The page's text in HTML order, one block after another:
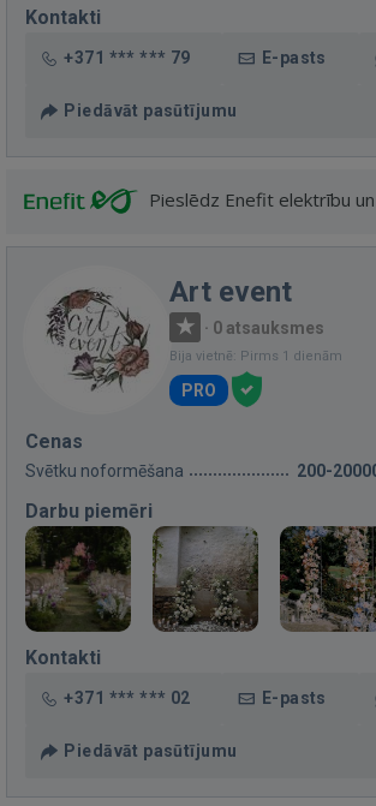
Kontakti
+371 *** *** 79 E-pasts
Piedāvāt pasūtījumu
Pieslēdz Enefit elektrību
Art event
· 0 atsauksmes
Bija vietnē: Pirms 1 dienām
PRO
Cenas
Svētku noformēšana 200-
Darbu piemēri
Kontakti
+371 *** *** 02 E-pasts
Piedāvāt pasūtījumu